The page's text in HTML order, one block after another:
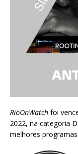
RioOnWatch foi
2022, na categoria
melhores